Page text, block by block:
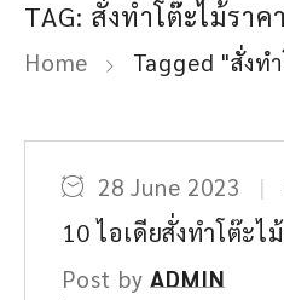
Home Tagged "สั่งทํ
TAG: สั่งทําโต๊ะไม้ราคา
28 June 2023
10 ไอเดียสั่งทำโต๊ะไ
Post byADMIN